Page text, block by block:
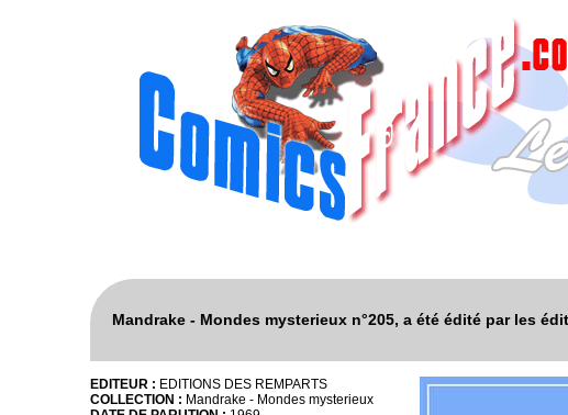
Mandrake - Mondes mysterieux n°205, a été édité par les
EDITEUR : EDITIONS DES REMPARTS
COLLECTION : Mandrake - Mondes mysterieux